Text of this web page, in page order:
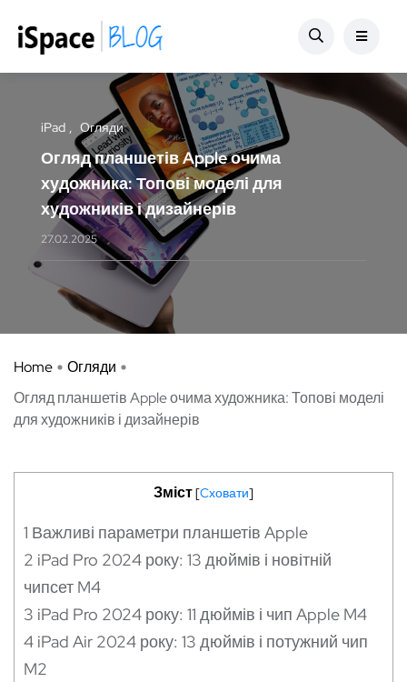
iPad Огляди
Огляд планшетів Apple очима
художника: Топові моделі для
художників і дизайнерів
27.02.2025
Home
Огляди
Огляд планшетів Apple очима художника: Топові моделі
для художників і дизайнерів
Зміст[Cховати]
1 Важливі параметри планшетів Apple
2 iPad Pro 2024 року: 13 дюймів і новітній
чипсет M4
3 iPad Pro 2024 року: 11 дюймів і чип Apple M4
4 iPad Air 2024 року: 13 дюймів і потужний чип
M2